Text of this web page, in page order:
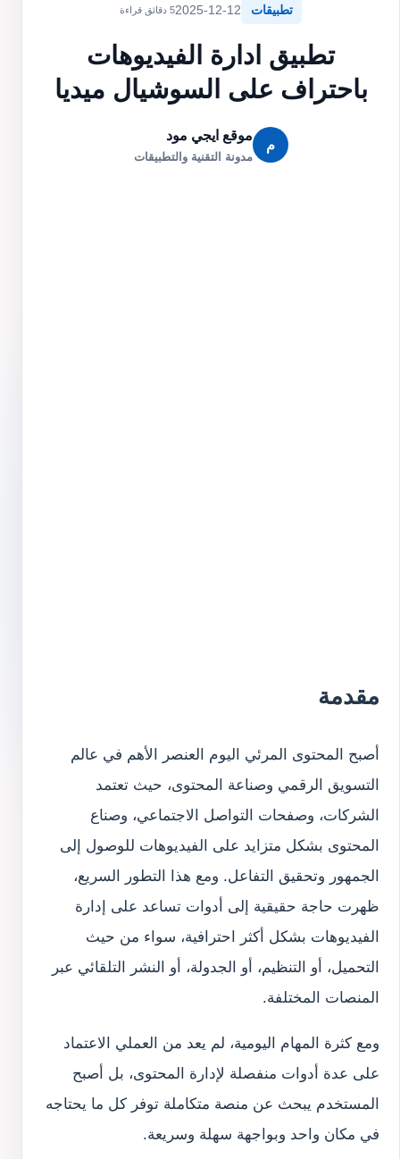
تطبيقات 2025-12-125 دقائق قراءة
تطبيق ادارة الفيديوهات
باحتراف على السوشيال ميديا
م
موقع ايجي مود
مدونة التقنية والتطبيقات
مقدمة
أصبح المحتوى المرئي اليوم العنصر الأهم في عالم
التسويق الرقمي وصناعة المحتوى، حيث تعتمد
الشركات، وصفحات التواصل الاجتماعي، وصناع
المحتوى بشكل متزايد على الفيديوهات للوصول إلى
الجمهور وتحقيق التفاعل. ومع هذا التطور السريع،
ظهرت حاجة حقيقية إلى أدوات تساعد على إدارة
الفيديوهات بشكل أكثر احترافية، سواء من حيث
التحميل، أو التنظيم، أو الجدولة، أو النشر التلقائي عبر
المنصات المختلفة.
ومع كثرة المهام اليومية، لم يعد من العملي الاعتماد
على عدة أدوات منفصلة لإدارة المحتوى، بل أصبح
المستخدم يبحث عن منصة متكاملة توفر كل ما يحتاجه
في مكان واحد وبواجهة سهلة وسريعة.